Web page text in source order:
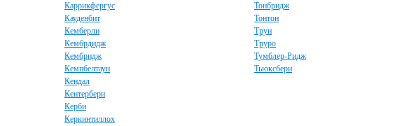
Каррикфергус
Кауденбит
Кемберли
Кембрдидж
Кембридж
Кемпбелтаун
Кендал
Кентербери
Керби
Керкинтиллох
Тонбридж
Тонтон
Трун
Труро
Тумблер-Ридж
Тьюксбери